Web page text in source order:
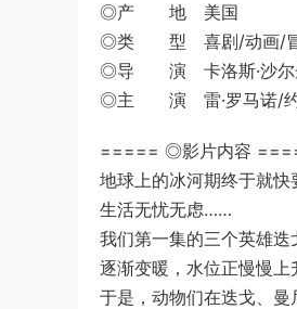
◎产 地 美国
◎类 型 喜剧/动画/
◎导 演 卡洛斯·沙尔
◎主 演 雷·罗马诺/约翰
===== ◎影片内容
地球上的冰河期终于就快
生活无忧无虑……
我们第一集的三个英雄
逐渐变暖，水位正慢慢上
于是，动物们在迭戈、